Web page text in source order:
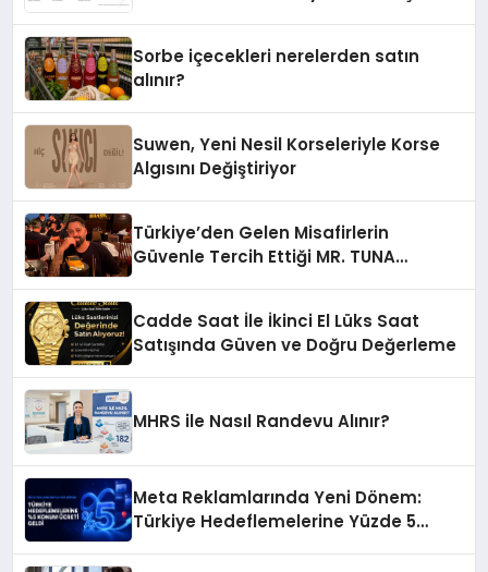
Sorbe içecekleri nerelerden satın
alınır?
Suwen, Yeni Nesil Korseleriyle Korse
Algısını Değiştiriyor
Türkiye’den Gelen Misafirlerin
Güvenle Tercih Ettiği MR. TUNA
Cadde Saat İle İkinci El Lüks Saat
Satışında Güven ve Doğru Değerleme
MHRS ile Nasıl Randevu Alınır?
Meta Reklamlarında Yeni Dönem:
Türkiye Hedeflemelerine Yüzde 5